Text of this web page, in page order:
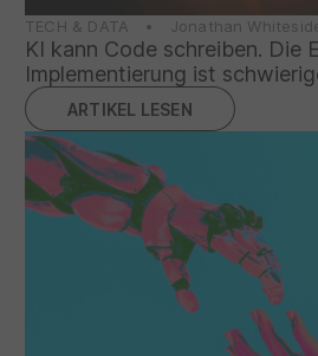
TECH & DATA • Jonathan
KI kann Code schreiben. Die
Implementierung ist
ARTIKEL LESEN